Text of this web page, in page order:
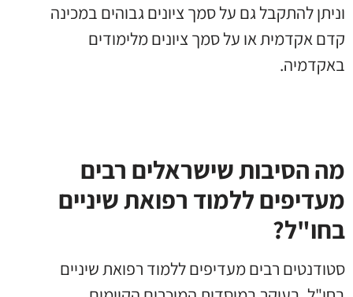
וניתן להתקבל גם על סמך ציונים גבוהים במכינה
קדם אקדמית או על סמך ציונים מלימודים
באקדמיה.
מה הסיבות שישראלים רבים
מעדיפים ללמוד רפואת שיניים
בחו"ל?
סטודנטים רבים מעדיפים ללמוד רפואת שיניים